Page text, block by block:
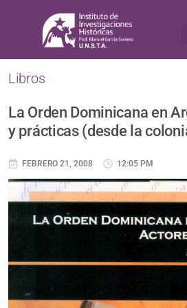
Libros
La Orden Dominicana en
y prácticas (desde la
FEBRERO 21, 2008 12:05 PM